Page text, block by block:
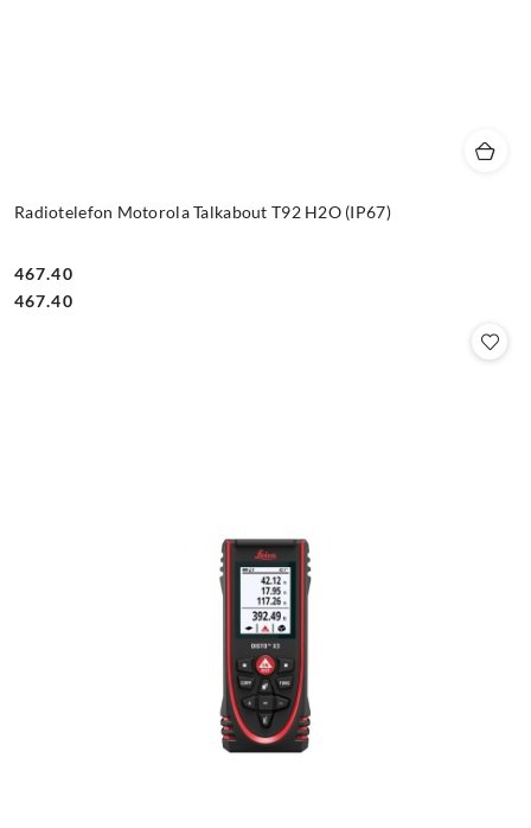
Radiotelefon Motorola Talkabout T92 H2O (IP67)
Cena:
467.40
Cena:
467.40